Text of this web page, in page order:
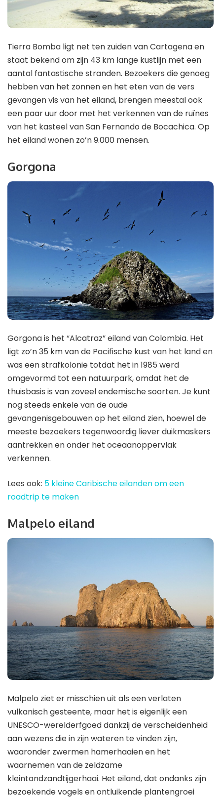
Tierra Bomba ligt net ten zuiden van Cartagena en
staat bekend om zijn 43 km lange kustlijn met een
aantal fantastische stranden. Bezoekers die genoeg
hebben van het zonnen en het eten van de vers
gevangen vis van het eiland, brengen meestal ook
een paar uur door met het verkennen van de ruïnes
van het kasteel van San Fernando de Bocachica. Op
het eiland wonen zo’n 9.000 mensen.
Gorgona
Gorgona is het “Alcatraz” eiland van Colombia. Het
ligt zo’n 35 km van de Pacifische kust van het land en
was een strafkolonie totdat het in 1985 werd
omgevormd tot een natuurpark, omdat het de
thuisbasis is van zoveel endemische soorten. Je kunt
nog steeds enkele van de oude
gevangenisgebouwen op het eiland zien, hoewel de
meeste bezoekers tegenwoordig liever duikmaskers
aantrekken en onder het oceaanoppervlak
verkennen.
Lees ook: 5 kleine Caribische eilanden om een
roadtrip te maken
Malpelo eiland
Malpelo ziet er misschien uit als een verlaten
vulkanisch gesteente, maar het is eigenlijk een
UNESCO-werelderfgoed dankzij de verscheidenheid
aan wezens die in zijn wateren te vinden zijn,
waaronder zwermen hamerhaaien en het
waarnemen van de zeldzame
kleintandzandtijgerhaai. Het eiland, dat ondanks zijn
bezoekende vogels en ontluikende plantengroei